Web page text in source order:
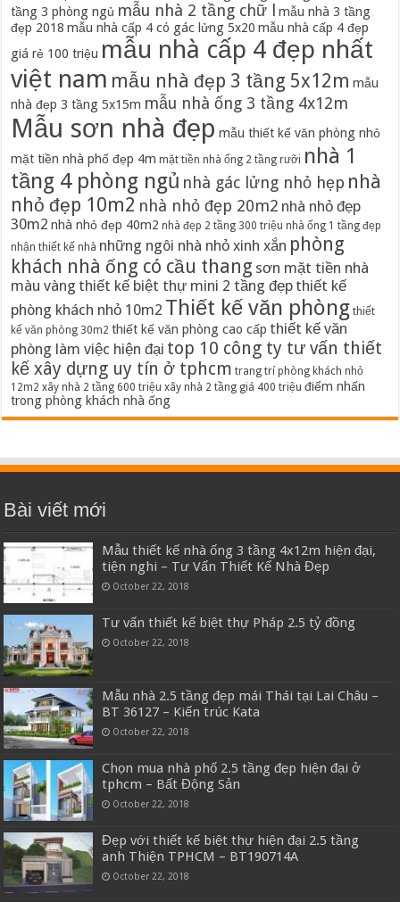
tầng 3 phòng ngủ mẫu nhà 2 tầng chữ l
mẫu nhà 3 tầng
đẹp 2018 mẫu nhà cấp 4 có gác lửng 5x20 mẫu nhà cấp 4 đẹp
giá rẻ 100 triệu mẫu nhà cấp 4 đẹp nhất
việt nam mẫu nhà đẹp 3 tầng 5x12m mẫu
nhà đẹp 3 tầng 5x15m mẫu nhà ống 3 tầng 4x12m
Mẫu sơn nhà đẹp mẫu thiết kế văn phòng nhỏ
mặt tiền nhà phố đẹp 4m mặt tiền nhà ống 2 tầng rưỡi nhà 1
tầng 4 phòng ngủ nhà gác lửng nhỏ hẹp nhà
nhỏ đẹp 10m2 nhà nhỏ đẹp 20m2 nhà nhỏ đẹp
30m2 nhà nhỏ đẹp 40m2 nhà đẹp 2 tầng 300 triệu nhà ống 1 tầng đẹp
nhận thiết kế nhà những ngôi nhà nhỏ xinh xắn phòng
khách nhà ống có cầu thang sơn mặt tiền nhà
màu vàng thiết kế biệt thự mini 2 tầng đẹpthiết kế
phòng khách nhỏ 10m2 Thiết kế văn phòng thiết
kế văn phòng 30m2 thiết kế văn phòng cao cấp thiết kế văn
phòng làm việc hiện đại top 10 công ty tư vấn thiết
kế xây dựng uy tín ở tphcm trang trí phòng khách nhỏ
12m2 xây nhà 2 tầng 600 triệu xây nhà 2 tầng giá 400 triệu điểm nhấn
trong phòng khách nhà ống
Bài viết mới
Mẫu thiết kế nhà ống 3 tầng 4x12m hiện đại,
tiện nghi – Tư Vấn Thiết Kế Nhà Đẹp
October 22, 2018
Tư vấn thiết kế biệt thự Pháp 2.5 tỷ đồng
October 22, 2018
Mẫu nhà 2.5 tầng đẹp mái Thái tại Lai Châu –
BT 36127 – Kiến trúc Kata
October 22, 2018
Chọn mua nhà phố 2.5 tầng đẹp hiện đại ở
tphcm – Bất Động Sản
October 22, 2018
Đẹp với thiết kế biệt thự hiện đại 2.5 tầng
anh Thiện TPHCM – BT190714A
October 22, 2018